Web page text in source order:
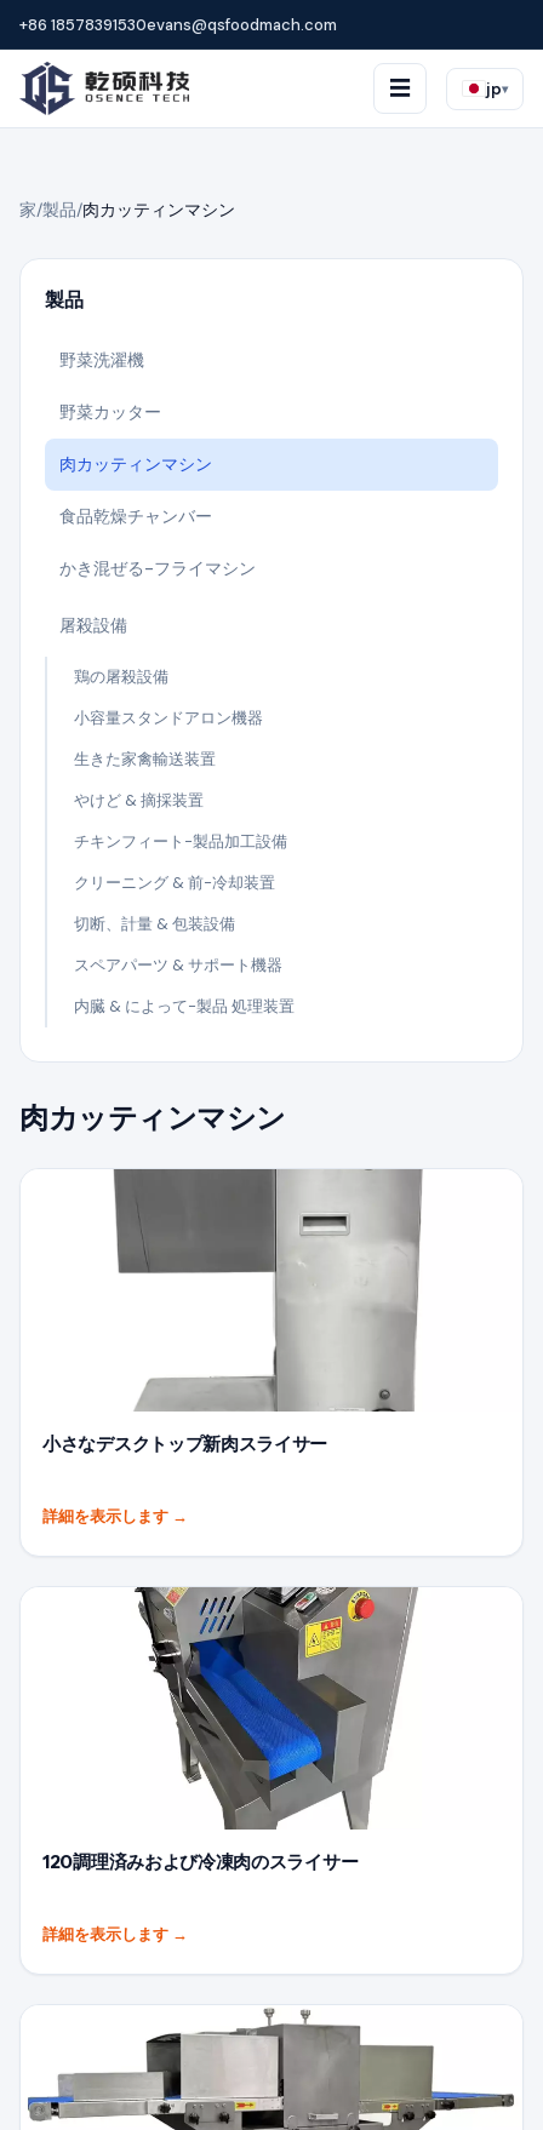
+86 18578391530evans@qsfoodmach.com
☰ jp▾
家/製品/肉カッティンマシン
製品
野菜洗濯機
野菜カッター
肉カッティンマシン
食品乾燥チャンバー
かき混ぜる-フライマシン
屠殺設備
鶏の屠殺設備
小容量スタンドアロン機器
生きた家禽輸送装置
やけど & 摘採装置
チキンフィート-製品加工設備
クリーニング & 前-冷却装置
切断、計量 & 包装設備
スペアパーツ & サポート機器
内臓 & によって-製品 処理装置
肉カッティンマシン
小さなデスクトップ新肉スライサー
詳細を表示します →
120調理済みおよび冷凍肉のスライサー
詳細を表示します →